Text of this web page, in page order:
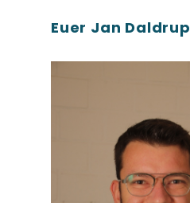
Euer Jan Daldrup